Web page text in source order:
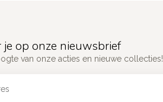
op onze nieuwsbrief
van onze acties en nieuwe collecties!